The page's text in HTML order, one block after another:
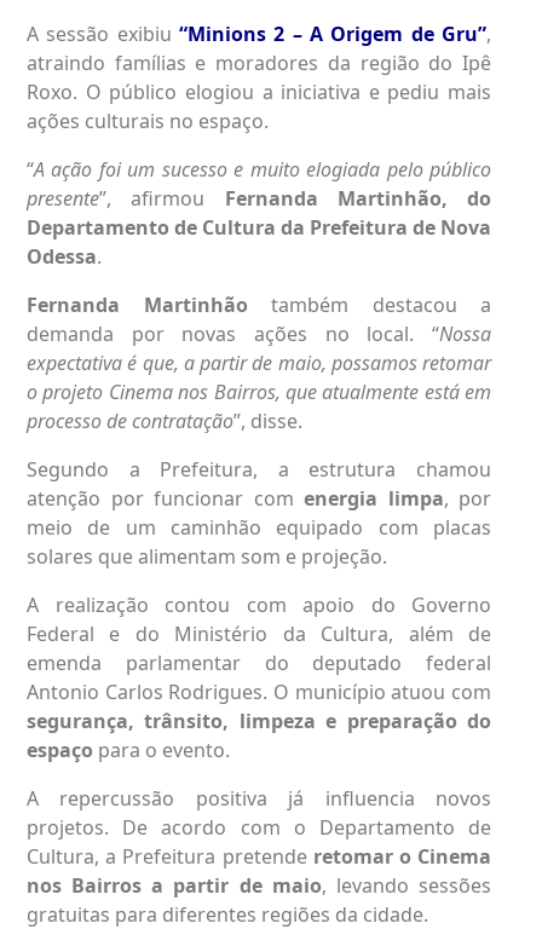
A sessão exibiu “Minions 2 – A Origem de Gru”,
atraindo famílias e moradores da região do Ipê
Roxo. O público elogiou a iniciativa e pediu mais
ações culturais no espaço.
“A ação foi um sucesso e muito elogiada pelo público
presente”, afirmou Fernanda Martinhão, do
Departamento de Cultura da Prefeitura de Nova
Odessa.
Fernanda Martinhão também destacou a
demanda por novas ações no local. “Nossa
expectativa é que, a partir de maio, possamos retomar
o projeto Cinema nos Bairros, que atualmente está em
processo de contratação”, disse.
Segundo a Prefeitura, a estrutura chamou
atenção por funcionar com energia limpa, por
meio de um caminhão equipado com placas
solares que alimentam som e projeção.
A realização contou com apoio do Governo
Federal e do Ministério da Cultura, além de
emenda parlamentar do deputado federal
Antonio Carlos Rodrigues. O município atuou com
segurança, trânsito, limpeza e preparação do
espaço para o evento.
A repercussão positiva já influencia novos
projetos. De acordo com o Departamento de
Cultura, a Prefeitura pretende retomar o Cinema
nos Bairros a partir de maio, levando sessões
gratuitas para diferentes regiões da cidade.